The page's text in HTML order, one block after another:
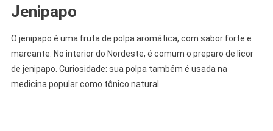
Jenipapo
O jenipapo é uma fruta de polpa aromática, com sabor forte e
marcante. No interior do Nordeste, é comum o preparo de licor
de jenipapo. Curiosidade: sua polpa também é usada na
medicina popular como tônico natural.